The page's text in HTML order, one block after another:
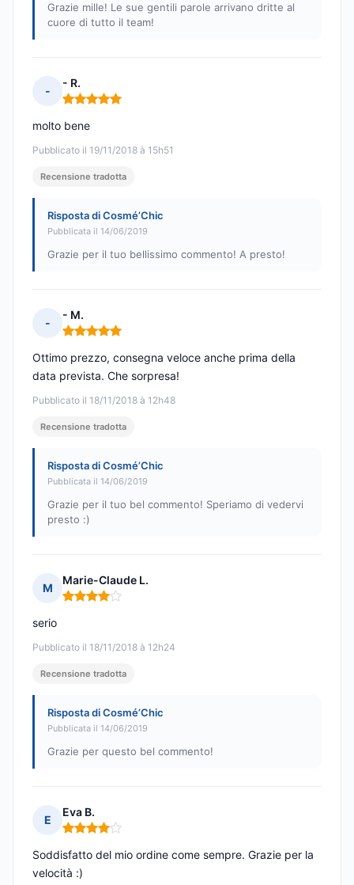
Grazie mille! Le sue gentili parole arrivano dritte al
cuore di tutto il team!
-
- R.
Nota: 5 su 5
Pubblicato il 19/11/2018 à 15h51
molto bene
Recensione tradotta
Risposta di Cosmé’Chic
Pubblicata il 14/06/2019
Grazie per il tuo bellissimo commento! A presto!
-
- M.
Nota: 5 su 5
Pubblicato il 18/11/2018 à 12h48
Ottimo prezzo, consegna veloce anche prima della
data prevista. Che sorpresa!
Recensione tradotta
Risposta di Cosmé’Chic
Pubblicata il 14/06/2019
Grazie per il tuo bel commento! Speriamo di vedervi
presto :)
M
Marie-Claude L.
Nota: 4 su 5
Pubblicato il 18/11/2018 à 12h24
serio
Recensione tradotta
Risposta di Cosmé’Chic
Pubblicata il 14/06/2019
Grazie per questo bel commento!
E
Eva B.
Nota: 4 su 5
Soddisfatto del mio ordine come sempre. Grazie per la
velocità :)